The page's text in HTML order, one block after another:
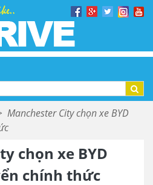
Manchester City chọn xe BYD
chọn xe BYD
chính thức